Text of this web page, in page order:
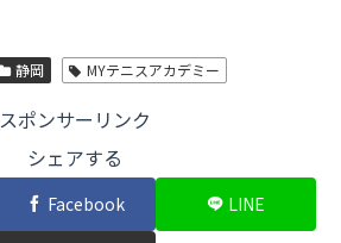
静岡 MYテニスアカデミー
スポンサーリンク
シェアする
Facebook LINE